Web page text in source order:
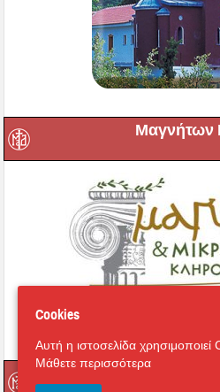
Μαγνήτων
Cookies
Αυτή η ιστοσελίδα χρησιμοποιεί
Μάθετε περισσότερα